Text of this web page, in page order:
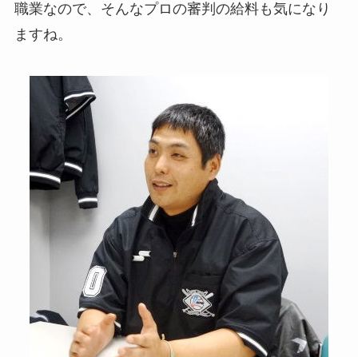
職業なので、そんなプロの審判の給料も気になり
ますね。